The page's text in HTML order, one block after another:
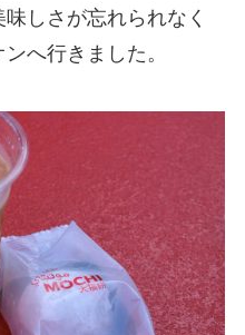
しさが忘れられなく
へ行きました。